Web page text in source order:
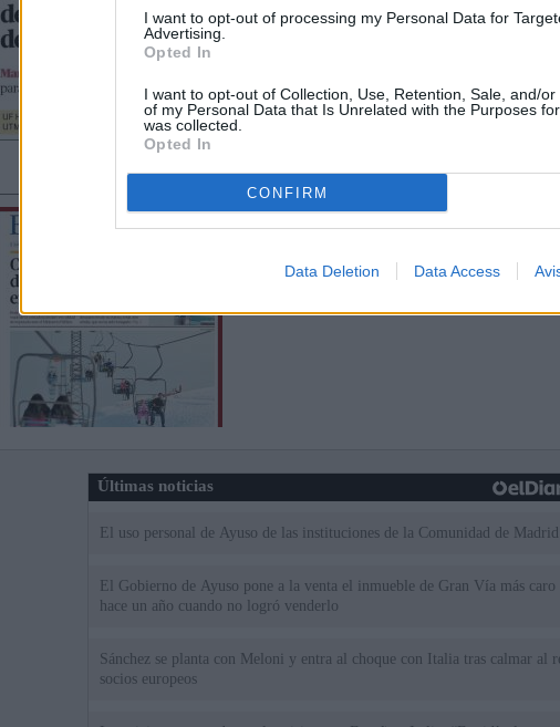
I want to opt-out of processing my Personal Data for
Advertising.
Opted In
I want to opt-out of Collection, Use, Retention, Sale, and/or
of my Personal Data that Is Unrelated with the Purposes
was collected.
Opted In
CONFIRM
Data Deletion Data Access
Últimas noticias
El uso personal de Ayuso de las instituciones de la Comunidad de Madrid
El Gobierno de Ayuso pone a la venta el inmueble de Gran Vía más caro
hace un año cuando no logró venderlo
Sánchez se planta con Meloni y entra al choque con Italia tras calmar al
socios europeos